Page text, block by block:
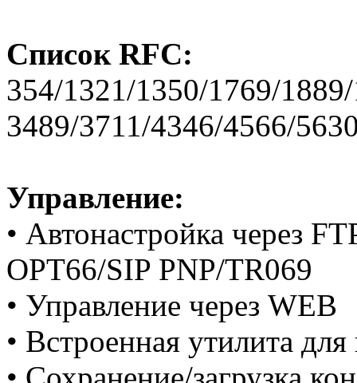
Список RFC:
354/1321/1350/1769/
3489/3711/4346/4566/
Управление:
• Автонастройка через
OPT66/SIP PNP/TR069
• Управление через WEB
• Встроенная утилита для